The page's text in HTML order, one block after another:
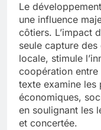
Le
une influence
côtiers. L’impact
seule capture des
locale, stimule
coopération
texte examine les
économiques,
en soulignant les
et concertée.